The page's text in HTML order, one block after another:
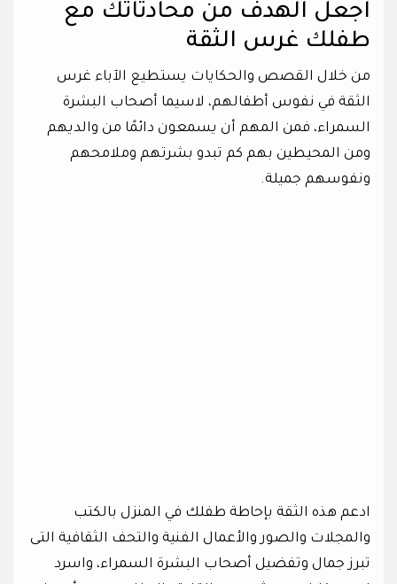
اجعل الهدف من محادثاتك مع
طفلك غرس الثقة
من خلال القصص والحكايات يستطيع الآباء غرس
الثقة في نفوس أطفالهم، لاسيما أصحاب البشرة
السمراء، فمن المهم أن يسمعون دائمًا من والديهم
ومن المحيطين بهم كم تبدو بشرتهم وملامحهم
ونفوسهم جميلة.
ادعم هذه الثقة بإحاطة طفلك في المنزل بالكتب
والمجلات والصور والأعمال الفنية والتحف الثقافية التى
تبرز جمال وتفضيل أصحاب البشرة السمراء، واسرد